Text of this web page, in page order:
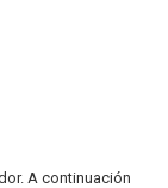
A continuación